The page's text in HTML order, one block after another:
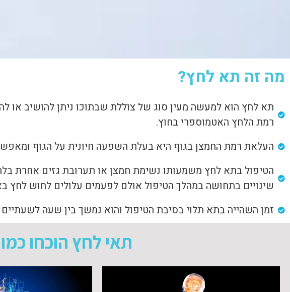
מה זה תא לחץ?
תא לחץ הוא למעשה מעין סוג של צוללת שבתוכו ניתן להושיב
רמת הלחץ האטמוספרי בחוץ.
העלאת רמת החמצן בגוף היא בעלת השפעה חיונית על הגוף
הטיפול בתא לחץ משמעותו נשימת חמצן או תערובת גזים אחרת
שינויים בתחושה במהלך הטיפול אולם לפעמים עלולים לחוש לחץ
זמן השהייה בתא תלוי בסיבת הטיפול והוא נמשך בין שעה
תאי לחץ הוכחו